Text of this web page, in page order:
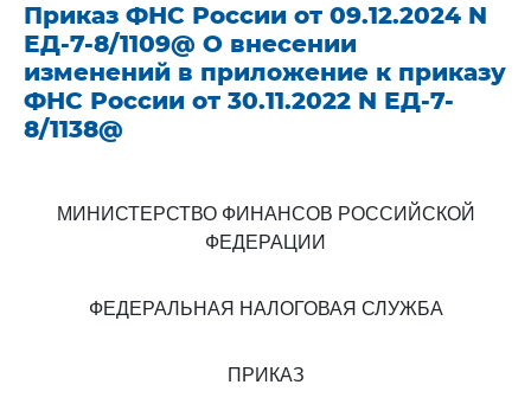
Приказ ФНС России от 09.12.2024 N
ЕД-7-8/1109@ О внесении
изменений в приложение к приказу
ФНС России от 30.11.2022 N ЕД-7-
8/1138@
МИНИСТЕРСТВО ФИНАНСОВ РОССИЙСКОЙ
ФЕДЕРАЦИИ
ФЕДЕРАЛЬНАЯ НАЛОГОВАЯ СЛУЖБА
ПРИКАЗ